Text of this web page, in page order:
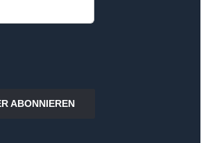
ABONNIEREN